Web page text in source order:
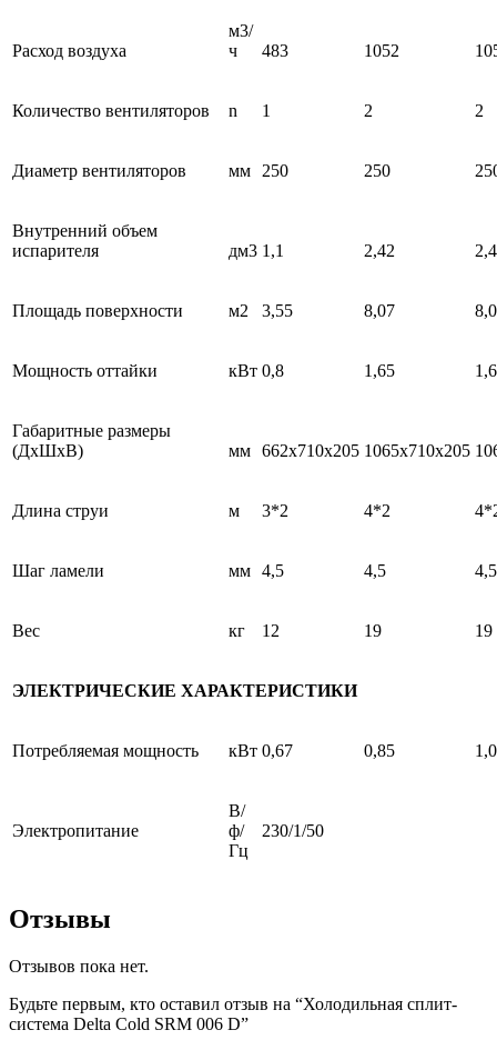
Расход воздуха
м3/
ч
483 1052
Количество вентиляторов n 1 2 2
Диаметр вентиляторов мм 250 250
Внутренний объем
испарителя
дм3 1,1 2,42
Площадь поверхности м2 3,55 8,07
Мощность оттайки кВт 0,8 1,65
Габаритные размеры
(ДхШхВ)
мм 662x710x205 1065x710x205
Длина струи м 3*2 4*2
Шаг ламели мм 4,5 4,5 4,5
Вес кг 12 19 19
ЭЛЕКТРИЧЕСКИЕ ХАРАКТЕРИСТИКИ
Потребляемая мощность кВт 0,67 0,85
Электропитание
В/
ф/
Гц
230/1/50
Отзывы
Отзывов пока нет.
Будьте первым, кто оставил отзыв на “Холодильная сплит-
система Delta Cold SRM 006 D”